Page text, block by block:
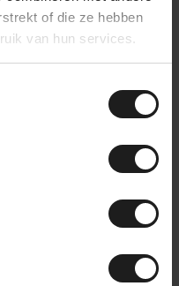
of die ze hebben
van hun services.